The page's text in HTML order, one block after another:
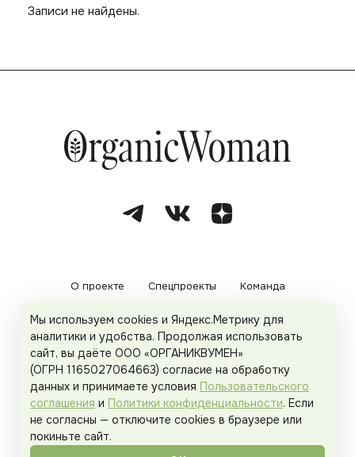
Записи не найдены.
О проекте Спецпроекты Команда
Рекламодателям Политика конфиденциальности
Пользовательское соглашение
Organicwoman.ru . Все права защищены.
Мы используем cookies и Яндекс.Метрику для
аналитики и удобства. Продолжая использовать
сайт, вы даёте ООО «ОРГАНИКВУМЕН»
(ОГРН 1165027064663) согласие на обработку
данных и принимаете условия Пользовательского
соглашения и Политики конфиденциальности. Если
не согласны — отключите cookies в браузере или
покиньте сайт.